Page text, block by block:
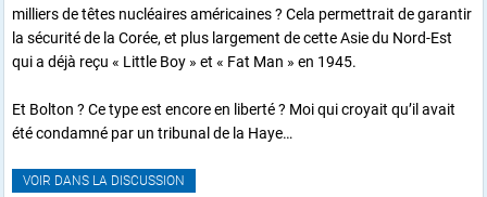
milliers de têtes nucléaires américaines ? Cela permettrait de garantir
la sécurité de la Corée, et plus largement de cette Asie du Nord-Est
qui a déjà reçu « Little Boy » et « Fat Man » en 1945.
Et Bolton ? Ce type est encore en liberté ? Moi qui croyait qu’il avait
été condamné par un tribunal de la Haye…
VOIR DANS LA DISCUSSION